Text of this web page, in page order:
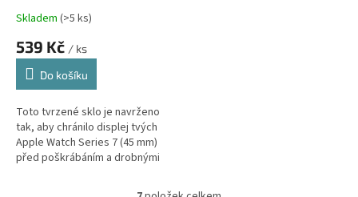
Skladem (>5 ks)
539 Kč / ks
Do košíku
Toto tvrzené sklo je navrženo
tak, aby chránilo displej tvých
Apple Watch Series 7 (45 mm)
před poškrábáním a drobnými
průhlednosti zůstává obrazovka